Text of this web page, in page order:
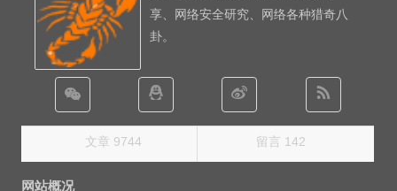
享、网络安全研究、网络各种猎奇八
卦。
文章 9744 留言 142
网站概况